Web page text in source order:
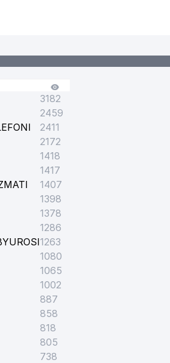
3182
2459
2411
2172
1418
1417
1407
1398
1378
1286
1263
1080
1065
1002
887
858
818
805
738